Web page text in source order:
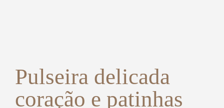
Pulseira delicada
coração e patinhas